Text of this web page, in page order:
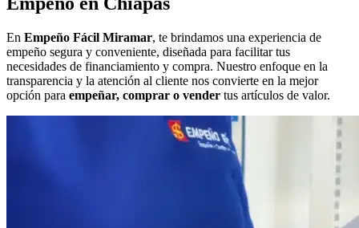
En Empeño Fácil Miramar, te brindamos una experiencia de
empeño segura y conveniente, diseñada para facilitar tus
necesidades de financiamiento y compra. Nuestro enfoque en la
transparencia y la atención al cliente nos convierte en la mejor
opción para empeñar, comprar o vender tus artículos de valor.